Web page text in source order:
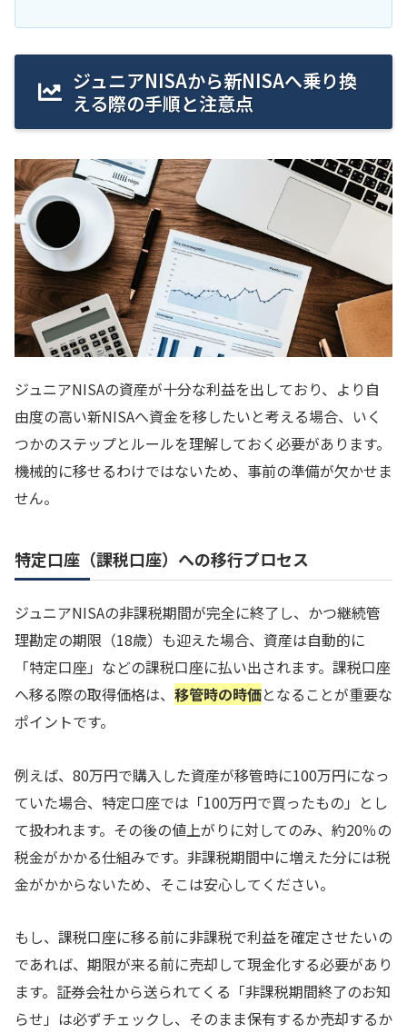
ジュニアNISAから新NISAへ乗り換
える際の手順と注意点
ジュニアNISAの資産が十分な利益を出しており、より自
由度の高い新NISAへ資金を移したいと考える場合、いく
つかのステップとルールを理解しておく必要があります。
機械的に移せるわけではないため、事前の準備が欠かせま
せん。
特定口座（課税口座）への移行プロセス
ジュニアNISAの非課税期間が完全に終了し、かつ継続管
理勘定の期限（18歳）も迎えた場合、資産は自動的に
「特定口座」などの課税口座に払い出されます。課税口座
へ移る際の取得価格は、 移管時の時価となることが重要な
ポイントです。
例えば、80万円で購入した資産が移管時に100万円になっ
ていた場合、特定口座では「100万円で買ったもの」とし
て扱われます。その後の値上がりに対してのみ、約20％の
税金がかかる仕組みです。非課税期間中に増えた分には税
金がかからないため、そこは安心してください。
もし、課税口座に移る前に非課税で利益を確定させたいの
であれば、期限が来る前に売却して現金化する必要があり
ます。証券会社から送られてくる「非課税期間終了のお知
らせ」は必ずチェックし、そのまま保有するか売却するか